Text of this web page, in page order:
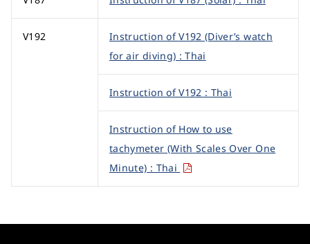
V192
Instruction of V192 (Diver’s watch
for air diving) : Thai
Instruction of V192 : Thai
Instruction of How to use
tachymeter (With Scales Over One
Minute) : Thai